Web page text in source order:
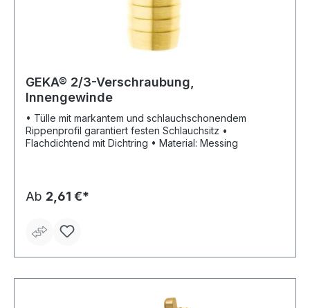
GEKA® 2/3-Verschraubung,
Innengewinde
• Tülle mit markantem und schlauchschonendem
Rippenprofil garantiert festen Schlauchsitz •
Flachdichtend mit Dichtring • Material: Messing
Ab 2,61 €*